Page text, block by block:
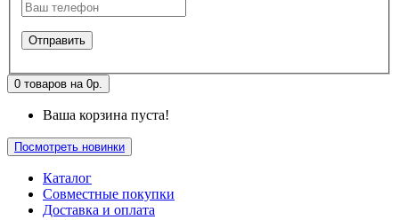
0 товаров на 0р.
Ваша корзина пуста!
Посмотреть новинки
Каталог
Совместные покупки
Доставка и оплата